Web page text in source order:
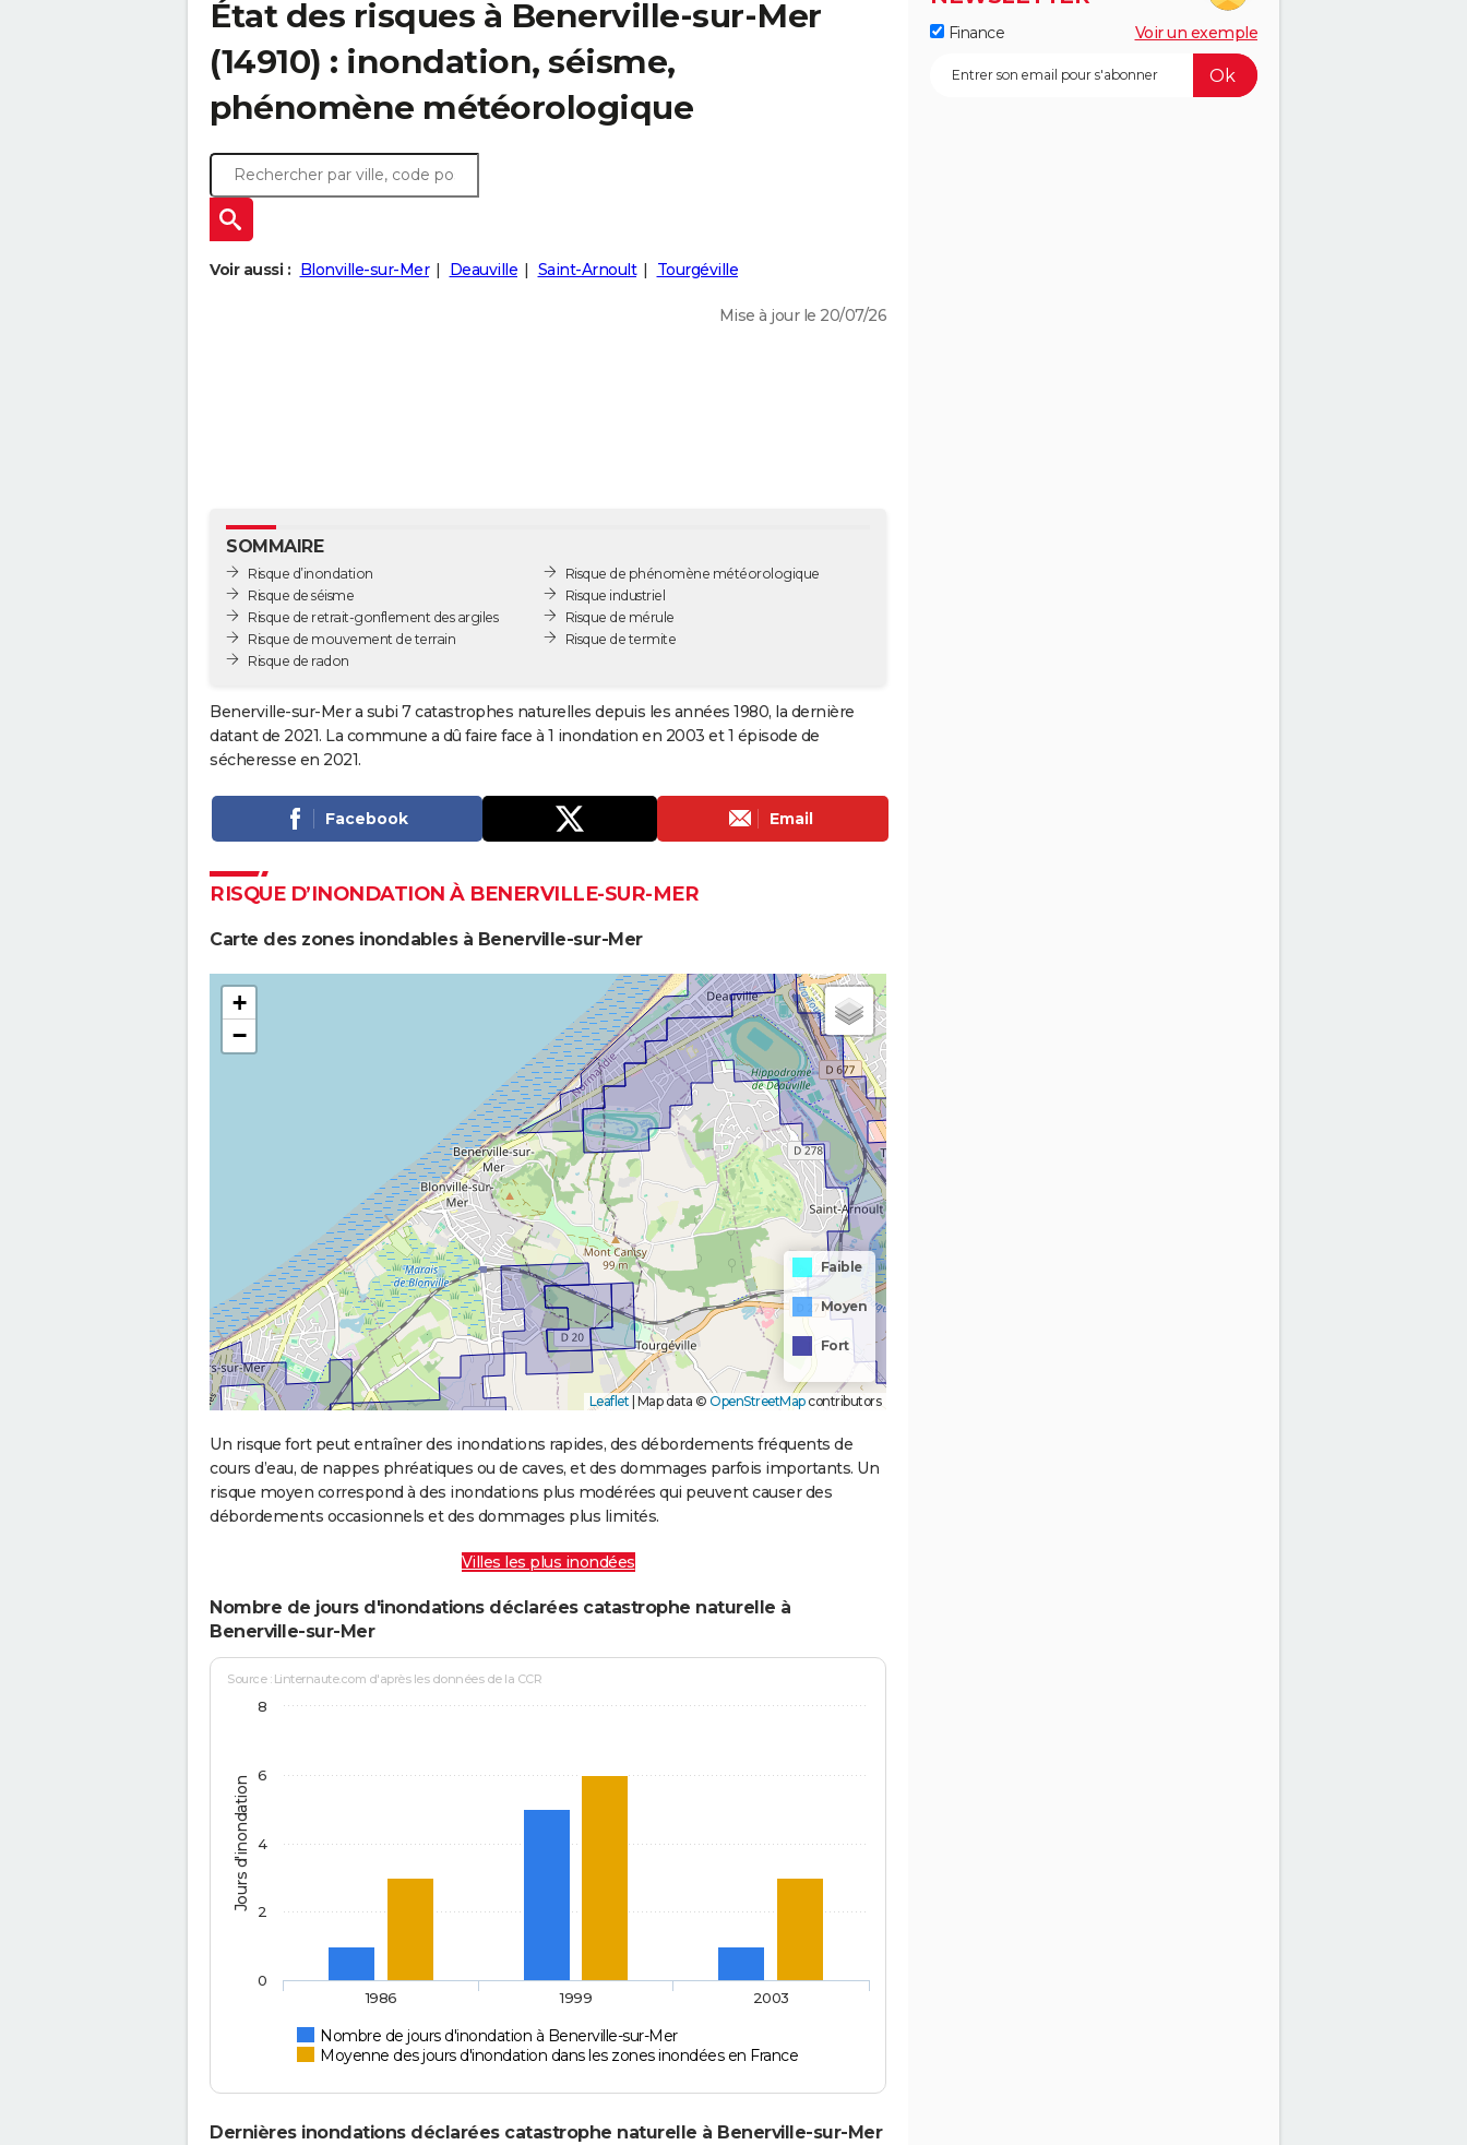
État des risques à Benerville-sur-Mer
(14910) : inondation, séisme,
phénomène météorologique
Voir aussi : Blonville-sur-Mer Deauville Saint-Arnoult Tourgéville
Mise à jour le 20/07/26
SOMMAIRE
Risque d’inondation
Risque de séisme
Risque de retrait-gonflement des argiles
Risque de mouvement de terrain
Risque de radon
Risque de phénomène météorologique
Risque industriel
Risque de mérule
Risque de termite
Benerville-sur-Mer a subi 7 catastrophes naturelles depuis les années 1980, la dernière
datant de 2021. La commune a dû faire face à 1 inondation en 2003 et 1 épisode de
sécheresse en 2021.
Facebook Email
RISQUE D’INONDATION À BENERVILLE-SUR-MER
Carte des zones inondables à Benerville-sur-Mer
+
−
Faible
Moyen
Fort
Leaflet | Map data © OpenStreetMapcontributors
Un risque fort peut entraîner des inondations rapides, des débordements fréquents de
cours d’eau, de nappes phréatiques ou de caves, et des dommages parfois importants. Un
risque moyen correspond à des inondations plus modérées qui peuvent causer des
débordements occasionnels et des dommages plus limités.
Villes les plus inondées
Nombre de jours d'inondations déclarées catastrophe naturelle à
Benerville-sur-Mer
Jours d'inondation
Source : Linternaute.com d'après les données de la CCR
Nombre de jours d'inondation à Benerville-sur-Mer
Moyenne des jours d'inondation dans les zones inondées en France
1986 1999 2003
0
2
4
6
8
Dernières inondations déclarées catastrophe naturelle à Benerville-sur-Mer
Finance Voir un exemple